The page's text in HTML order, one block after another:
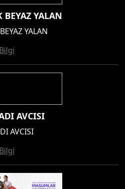
BEYAZ YALAN
YALAN
AVCISI
AVCISI